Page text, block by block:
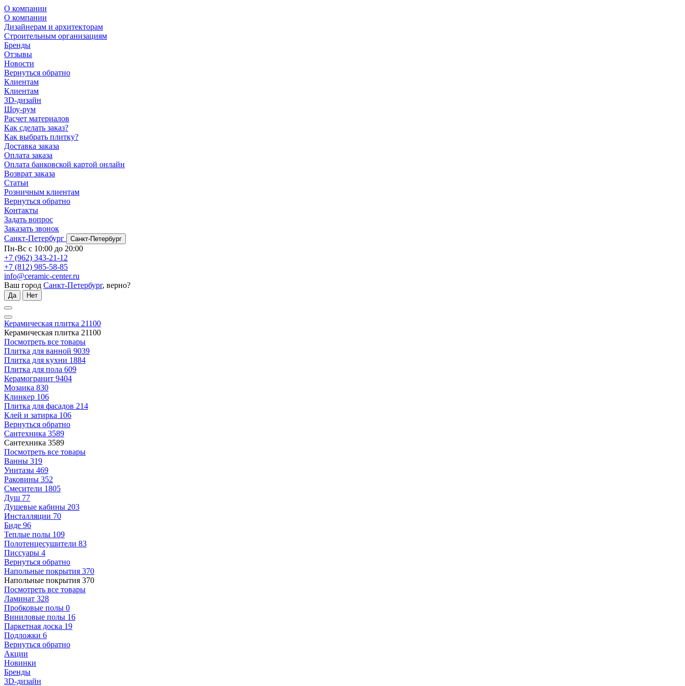
О компании
О компании
Дизайнерам и архитекторам
Строительным организациям
Бренды
Отзывы
Новости
Вернуться обратно
Клиентам
Клиентам
3D-дизайн
Шоу-рум
Расчет материалов
Как сделать заказ?
Как выбрать плитку?
Доставка заказа
Оплата заказа
Оплата банковской картой онлайн
Возврат заказа
Статьи
Розничным клиентам
Вернуться обратно
Контакты
Задать вопрос
Заказать звонок
Санкт-Петербург
Санкт-Петербург
Пн-Вс с 10:00 до 20:00
+7 (962) 343-21-12
+7 (812) 985-58-85
info@ceramic-center.ru
Ваш город Санкт-Петербург, верно?
Да Нет
Керамическая плитка 21100
Керамическая плитка 21100
Посмотреть все товары
Плитка для ванной 9039
Плитка для кухни 1884
Плитка для пола 609
Керамогранит 9404
Мозаика 830
Клинкер 106
Плитка для фасадов 214
Клей и затирка 106
Вернуться обратно
Сантехника 3589
Сантехника 3589
Посмотреть все товары
Ванны 319
Унитазы 469
Раковины 352
Смесители 1805
Душ 77
Душевые кабины 203
Инсталляции 70
Биде 96
Теплые полы 109
Полотенцесушители 83
Писсуары 4
Вернуться обратно
Напольные покрытия 370
Напольные покрытия 370
Посмотреть все товары
Ламинат 328
Пробковые полы 0
Виниловые полы 16
Паркетная доска 19
Подложки 6
Вернуться обратно
Акции
Новинки
Бренды
3D-дизайн